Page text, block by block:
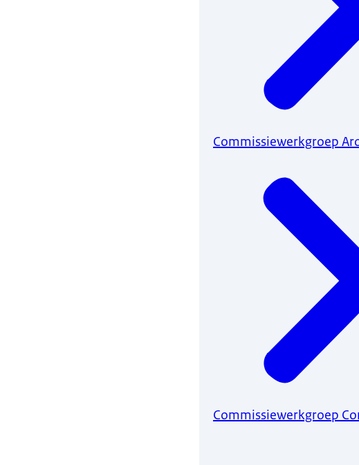
Commissiewerkgroep
Commissiewerkgroep